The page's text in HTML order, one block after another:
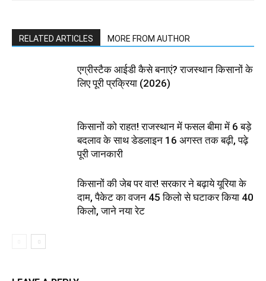
RELATED ARTICLES MORE FROM AUTHOR
एग्रीस्टैक आईडी कैसे बनाएं? राजस्थान किसानों के
लिए पूरी प्रक्रिया (2026)
किसानों को राहत! राजस्थान में फसल बीमा में 6 बड़े
बदलाव के साथ डेडलाइन 16 अगस्त तक बढ़ी, पढ़े
पूरी जानकारी
किसानों की जेब पर वार! सरकार ने बढ़ाये यूरिया के
दाम, पैकेट का वजन 45 किलो से घटाकर किया 40
किलो, जाने नया रेट